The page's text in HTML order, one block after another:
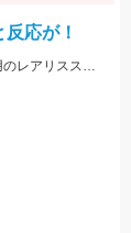
応が！
水面が荒れていたため、レクター71fに反応がなく、バス用のレアリススピンベイでレンジを少し入れてスローに巻いてくると当たり多数。サイズは選べないですが今回の様なサイズも釣れます。